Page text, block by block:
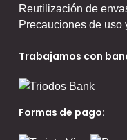
Reutilización de
Precauciones de uso
Trabajamos con
Formas de pago: